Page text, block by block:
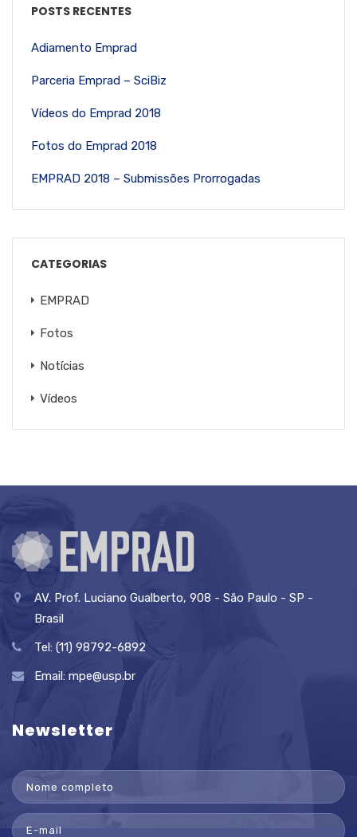
POSTS RECENTES
Adiamento Emprad
Parceria Emprad – SciBiz
Vídeos do Emprad 2018
Fotos do Emprad 2018
EMPRAD 2018 – Submissões Prorrogadas
CATEGORIAS
EMPRAD
Fotos
Notícias
Vídeos
AV. Prof. Luciano Gualberto, 908 - São Paulo - SP -
Brasil
Tel: (11) 98792-6892
Email: mpe@usp.br
Newsletter